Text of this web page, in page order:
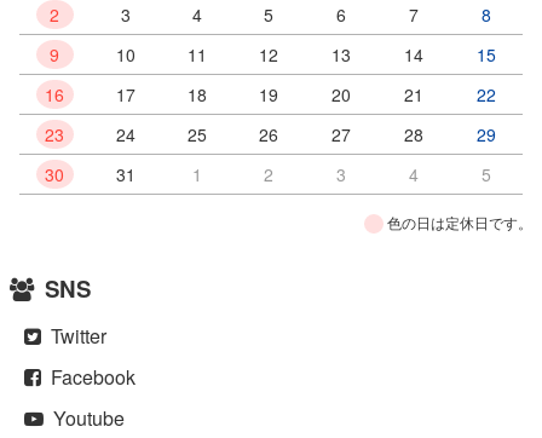
2
3 4 5 6 7
8
9
10 11 12 13 14
15
16
17 18 19 20 21
22
23
24 25 26 27 28
29
30
31 1 2 3 4 5
色の日は定休日です。
SNS
Twitter
Facebook
Youtube